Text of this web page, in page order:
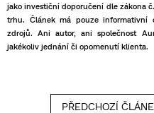
jako investiční doporučení dle zákona
trhu. Článek má pouze informativní
zdrojů. Ani autor, ani společnost
jakékoliv jednání či opomenutí klienta.
PŘEDCHOZÍ